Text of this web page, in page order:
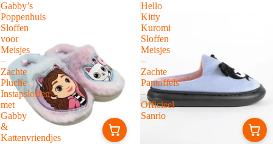
Gabby’s
Poppenhuis
Sloffen
voor
Meisjes
–
Zachte
Pluche
Instapsloffen
met
Gabby
&
Kattenvriendjes
Hello
Kitty
Kuromi
Sloffen
Meisjes
–
Zachte
Pantoffels
–
Officieel
Sanrio